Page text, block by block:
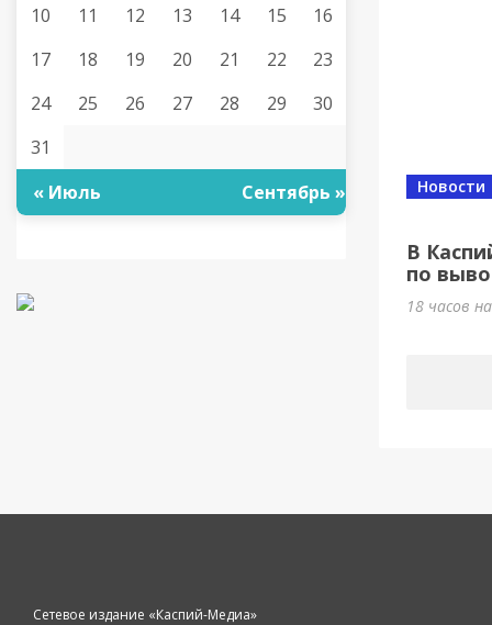
10
11 12 13 14 15
16
17
18 19 20 21 22
23
24
25 26 27 28 29
30
31
« Июль
Сентябрь »
В
по
Новости
18 часов
Сетевое издание «Каспий-Медиа»